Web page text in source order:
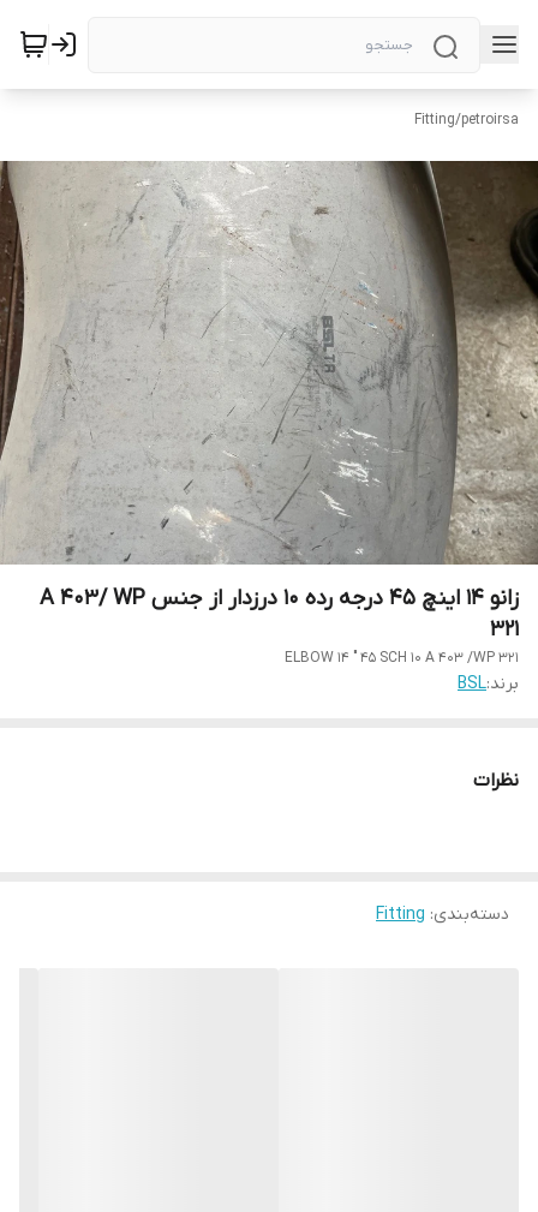
petroirsa
/
Fitting
زانو 14 اینچ 45 درجه رده 10 درزدار از جنس A 403/ WP
321
ELBOW 14 " 45 SCH 10 A 403 /WP 321
برند:BSL
نظرات
دسته‌بندی:
Fitting